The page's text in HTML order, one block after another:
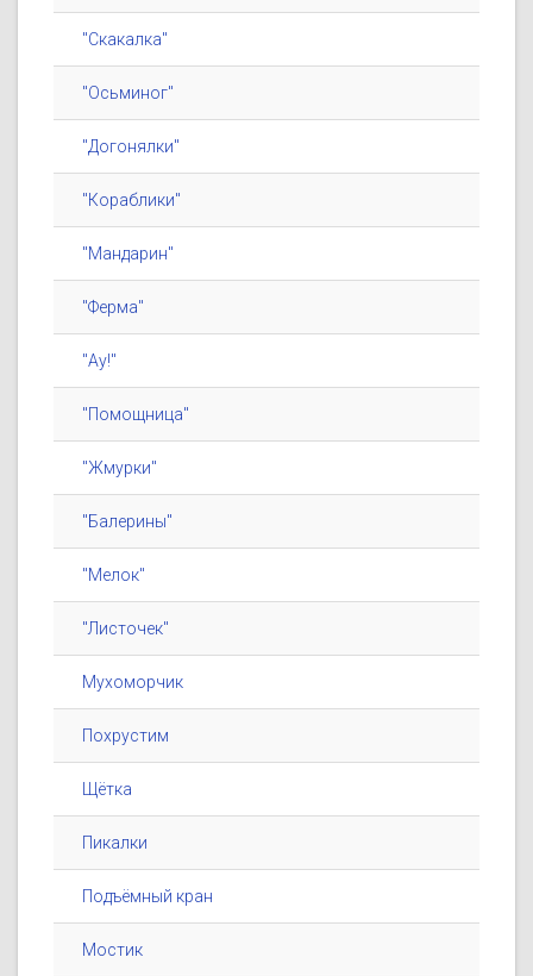
"Скакалка"
"Осьминог"
"Догонялки"
"Кораблики"
"Мандарин"
"Ферма"
"Ау!"
"Помощница"
"Жмурки"
"Балерины"
"Мелок"
"Листочек"
Мухоморчик
Похрустим
Щётка
Пикалки
Подъёмный кран
Мостик